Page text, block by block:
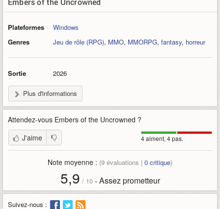
Plateformes
Windows
Genres
Jeu de rôle (RPG), MMO, MMORPG, fantasy, horreur
Sortie 2026
Plus d'informations
Attendez-vous Embers of the Uncrowned ?
4 aiment, 4 pas.
J'aime
Note moyenne : (9 évaluations | 0 critique)
5,9 / 10- Assez prometteur
Suivez-nous :